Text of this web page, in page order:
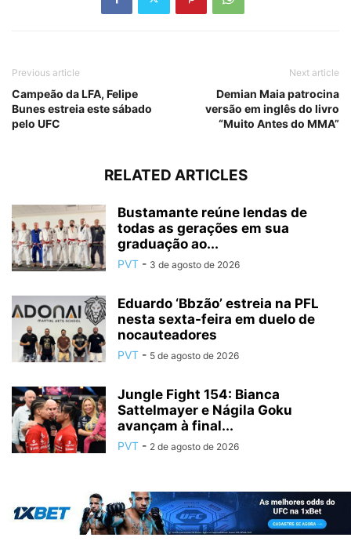
Previous article
Campeão da LFA, Felipe
Bunes estreia este sábado
pelo UFC
Next article
Demian Maia patrocina
versão em inglês do livro
“Muito Antes do MMA”
RELATED ARTICLES
Bustamante reúne lendas de
todas as gerações em sua
graduação ao...
PVT - 3 de agosto de 2026
Eduardo ‘Bbzão’ estreia na PFL
nesta sexta-feira em duelo de
nocauteadores
PVT - 5 de agosto de 2026
Jungle Fight 154: Bianca
Sattelmayer e Nágila Goku
avançam à final...
PVT - 2 de agosto de 2026